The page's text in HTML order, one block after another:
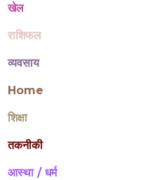
खेल
राशिफल
व्यवसाय
Home
शिक्षा
तकनीकी
आस्था / धर्म